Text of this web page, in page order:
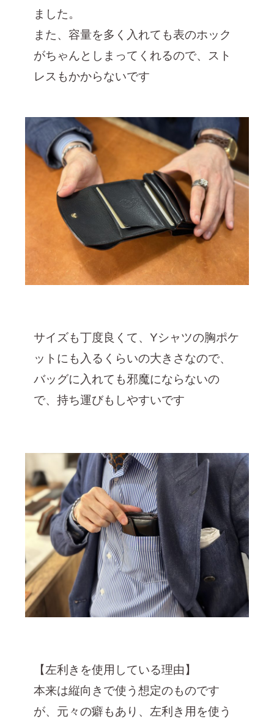
ました。
また、容量を多く入れても表のホック
がちゃんとしまってくれるので、スト
レスもかからないです
サイズも丁度良くて、Yシャツの胸ポケ
ットにも入るくらいの大きさなので、
バッグに入れても邪魔にならないの
で、持ち運びもしやすいです
【左利きを使用している理由】
本来は縦向きで使う想定のものです
が、元々の癖もあり、左利き用を使う